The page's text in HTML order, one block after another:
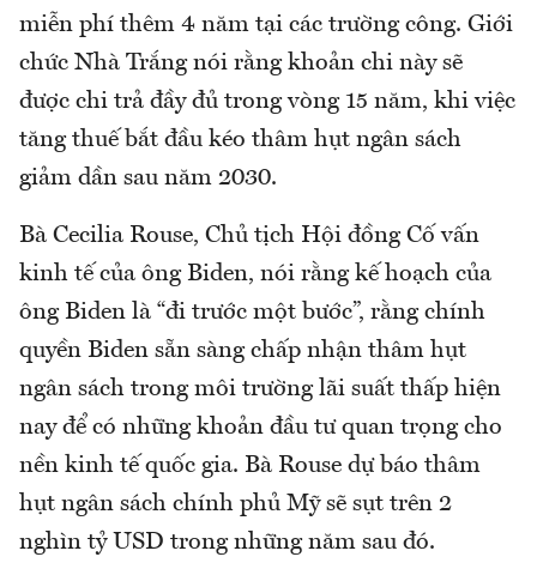
miễn phí thêm 4 năm tại các trường công. Giới
chức Nhà Trắng nói rằng khoản chi này sẽ
được chi trả đầy đủ trong vòng 15 năm, khi việc
tăng thuế bắt đầu kéo thâm hụt ngân sách
giảm dần sau năm 2030.
Bà Cecilia Rouse, Chủ tịch Hội đồng Cố vấn
kinh tế của ông Biden, nói rằng kế hoạch của
ông Biden là “đi trước một bước”, rằng chính
quyền Biden sẵn sàng chấp nhận thâm hụt
ngân sách trong môi trường lãi suất thấp hiện
nay để có những khoản đầu tư quan trọng cho
nền kinh tế quốc gia. Bà Rouse dự báo thâm
hụt ngân sách chính phủ Mỹ sẽ sụt trên 2
nghìn tỷ USD trong những năm sau đó.